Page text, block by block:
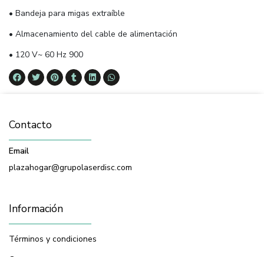
• Bandeja para migas extraíble
• Almacenamiento del cable de alimentación
• 120 V~ 60 Hz 900
Contacto
Email
plazahogar@grupolaserdisc.com
Información
Términos y condiciones